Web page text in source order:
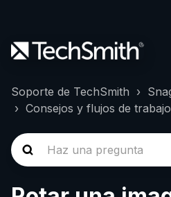
Soporte de TechSmith
Consejos y flujos de